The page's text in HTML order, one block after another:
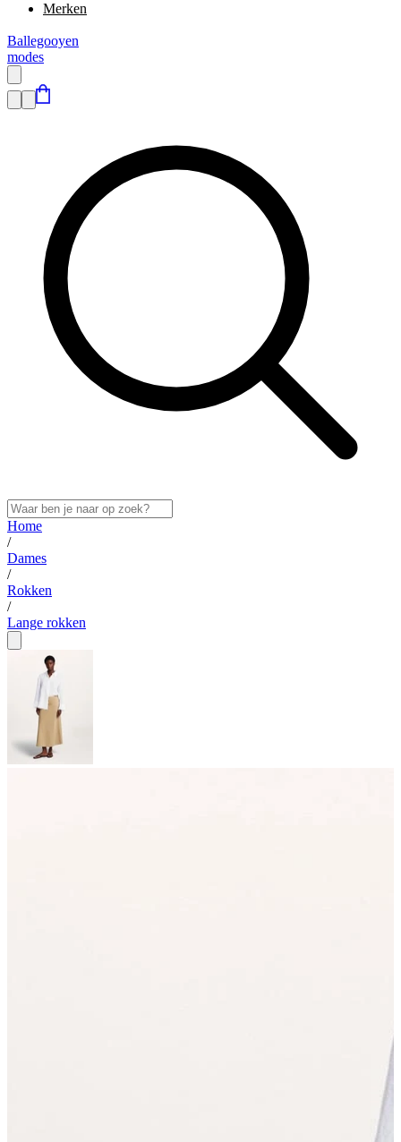
Merken
Ballegooyen
modes
Home
/
Dames
/
Rokken
/
Lange rokken